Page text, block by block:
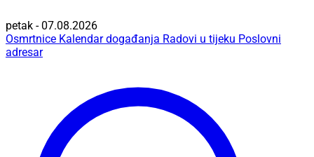
petak - 07.08.2026
Osmrtnice Kalendar događanja Radovi u tijeku Poslovni
adresar